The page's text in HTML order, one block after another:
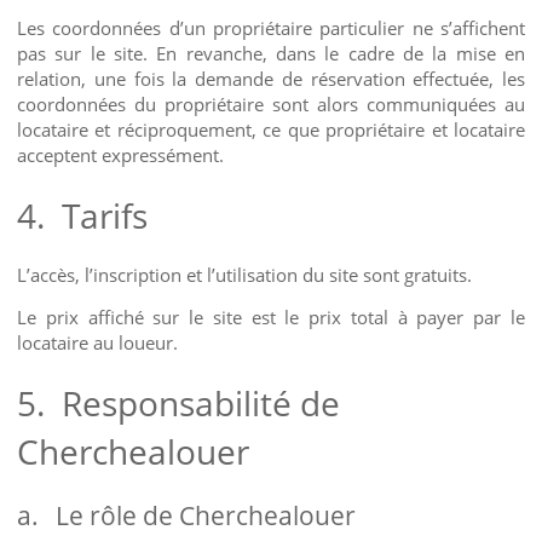
Les coordonnées d’un propriétaire particulier ne s’affichent
pas sur le site. En revanche, dans le cadre de la mise en
relation, une fois la demande de réservation effectuée, les
coordonnées du propriétaire sont alors communiquées au
locataire et réciproquement, ce que propriétaire et locataire
acceptent expressément.
4. Tarifs
L’accès, l’inscription et l’utilisation du site sont gratuits.
Le prix affiché sur le site est le prix total à payer par le
locataire au loueur.
5. Responsabilité de
Cherchealouer
a. Le rôle de Cherchealouer